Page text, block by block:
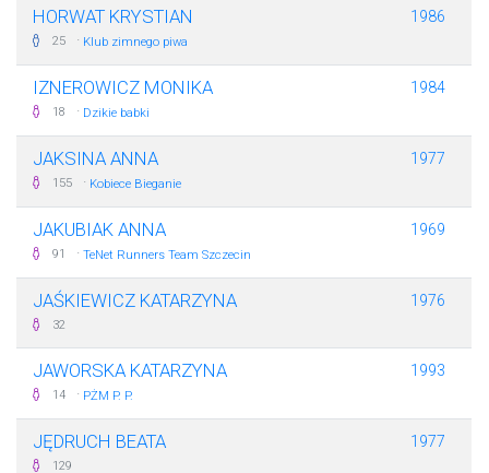
HORWAT KRYSTIAN
25 · Klub zimnego piwa
1986
IZNEROWICZ MONIKA
18 · Dzikie babki
1984
JAKSINA ANNA
155 · Kobiece Bieganie
1977
JAKUBIAK ANNA
91 · TeNet Runners Team Szczecin
1969
JAŚKIEWICZ KATARZYNA
32
1976
JAWORSKA KATARZYNA
14 · PŻM P. P.
1993
JĘDRUCH BEATA
129
1977